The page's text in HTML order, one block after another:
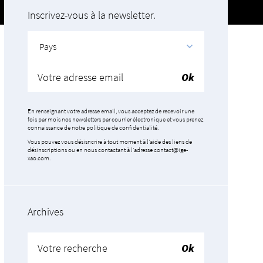
Inscrivez-vous à la newsletter.
Pays
En renseignant votre adresse email, vous acceptez de recevoir une
fois par mois nos newsletters par courrier électronique et vous prenez
connaissance de notre politique de confidentialité.
Vous pouvez vous désisncrire à tout moment à l'aide des liens de
désinscriptions ou en nous contactant à l'adresse contact@ige-
xao.com.
Archives